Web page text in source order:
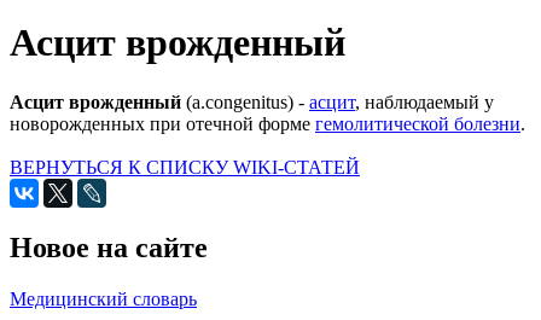
Асцит врожденный
Асцит врожденный (a.congenitus) - асцит, наблюдаемый у
новорожденных при отечной форме гемолитической болезни.
ВЕРНУТЬСЯ К СПИСКУ WIKI-СТАТЕЙ
Новое на сайте
Медицинский словарь